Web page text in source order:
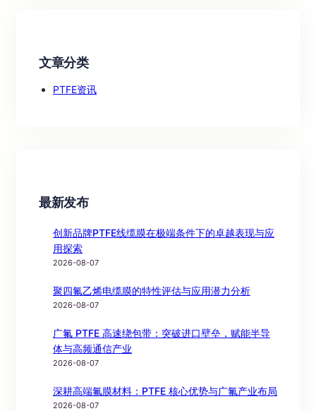
文章分类
PTFE资讯
最新发布
创新品牌PTFE线缆膜在极端条件下的卓越表现与应
用探索
2026-08-07
聚四氟乙烯电缆膜的特性评估与应用潜力分析
2026-08-07
广氟 PTFE 高速绕包带：突破进口壁垒，赋能半导
体与高频通信产业
2026-08-07
深耕高端氟膜材料：PTFE 核心优势与广氟产业布局
2026-08-07